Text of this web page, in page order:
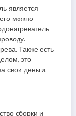
является
можно
Также есть
это
свои деньги.
сборки и